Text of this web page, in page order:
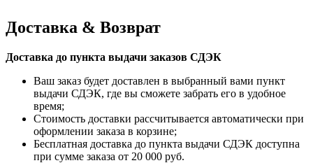
Доставка & Возврат
Доставка до пункта выдачи заказов СДЭК
Ваш заказ будет доставлен в выбранный вами пункт
выдачи СДЭК, где вы сможете забрать его в удобное
время;
Стоимость доставки рассчитывается автоматически при
оформлении заказа в корзине;
Бесплатная доставка до пункта выдачи СДЭК доступна
при сумме заказа от 20 000 руб.